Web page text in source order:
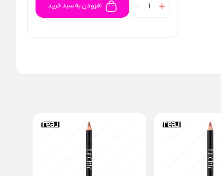
افزودن به سبد خرید